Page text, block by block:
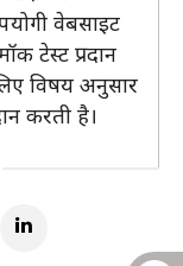
वेबसाइट
टेस्ट प्रदान
विषय अनुसार
करती है।